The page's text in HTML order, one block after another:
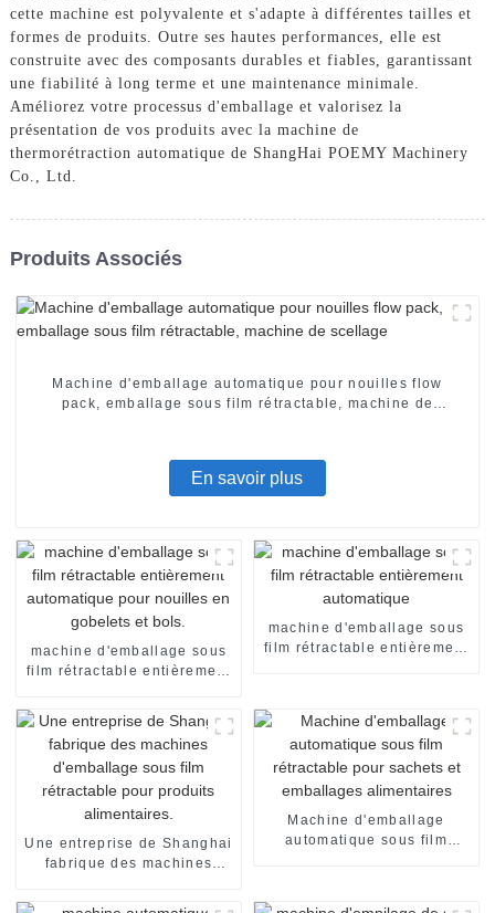
cette machine est polyvalente et s'adapte à différentes tailles et
formes de produits. Outre ses hautes performances, elle est
construite avec des composants durables et fiables, garantissant
une fiabilité à long terme et une maintenance minimale.
Améliorez votre processus d'emballage et valorisez la
présentation de vos produits avec la machine de
thermorétraction automatique de ShangHai POEMY Machinery
Co., Ltd.
Produits Associés
Machine d'emballage automatique pour nouilles flow
pack, emballage sous film rétractable, machine de
En savoir plus
machine d'emballage sous
film rétractable entièrement
machine d'emballage sous
film rétractable entièrement
Une entreprise de Shanghai
fabrique des machines
Machine d'emballage
automatique sous film